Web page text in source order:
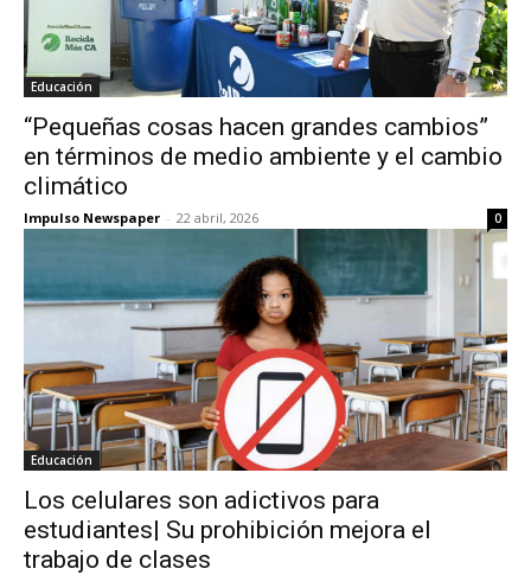
Educación
“Pequeñas cosas hacen grandes cambios”
en términos de medio ambiente y el cambio
climático
Impulso Newspaper - 22 abril, 2026 0
Educación
Los celulares son adictivos para
estudiantes| Su prohibición mejora el
trabajo de clases